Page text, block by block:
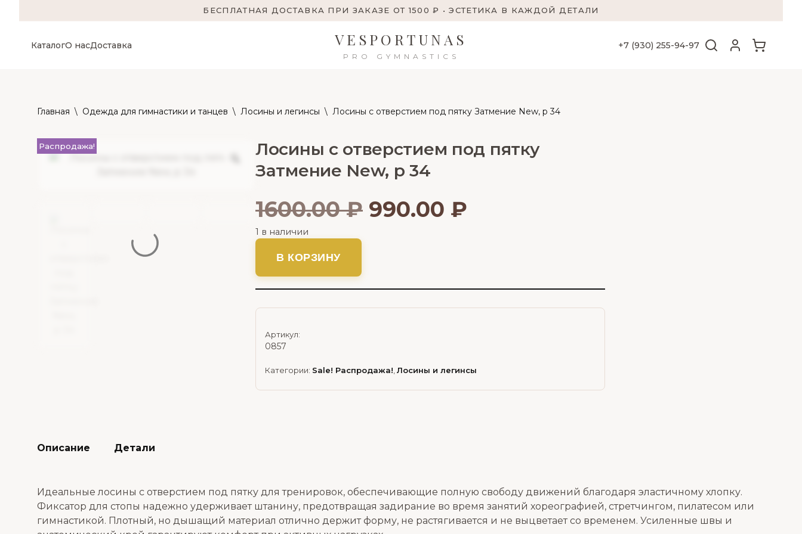
БЕСПЛАТНАЯ ДОСТАВКА ПРИ ЗАКАЗЕ ОТ 1500 ₽ • ЭСТЕТИКА В КАЖДОЙ ДЕТАЛИ
КаталогО насДоставка VESPORTUNAS
PRO GYMNASTICS
+7 (930) 255-94-97
Главная \ Одежда для гимнастики и танцев \ Лосины и легинсы \ Лосины с отверстием под пятку Затмение New, р 34
Распродажа!
Лосины с отверстием под пятку
Затмение New, р 34
1600.00₽ 990.00 ₽
1 в наличии
В КОРЗИНУ
Артикул:
0857
Категории: Sale! Распродажа! Лосины и легинсы
Описание Детали
Идеальные лосины с отверстием под пятку для тренировок, обеспечивающие полную свободу движений благодаря эластичному хлопку.
Фиксатор для стопы надежно удерживает штанину, предотвращая задирание во время занятий хореографией, стретчингом, пилатесом или
гимнастикой. Плотный, но дышащий материал отлично держит форму, не растягивается и не выцветает со временем. Усиленные швы и